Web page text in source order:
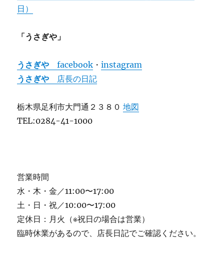
日）
「うさぎや」
うさぎや facebook ・instagram
うさぎや 店長の日記
栃木県足利市大門通２３８０地図
TEL:0284-41-1000
営業時間
水・木・金／11:00〜17:00
土・日・祝／10:00〜17:00
定休日：月火（※祝日の場合は営業）
臨時休業があるので、店長日記でご確認ください。